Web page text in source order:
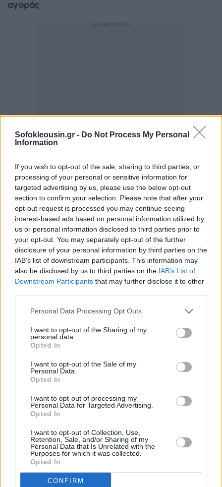
Sofokleousin.gr - Do Not Process My Personal
Information
If you wish to opt-out of the sale, sharing to third parties, or
processing of your personal or sensitive information for
targeted advertising by us, please use the below opt-out
section to confirm your selection. Please note that after your
opt-out request is processed you may continue seeing
interest-based ads based on personal information utilized by
us or personal information disclosed to third parties prior to
your opt-out. You may separately opt-out of the further
disclosure of your personal information by third parties on the
IAB’s list of downstream participants. This information may
also be disclosed by us to third parties on the IAB’s List of
Downstream Participants that may further disclose it to other
Personal Data Processing Opt Outs
I want to opt-out of the Sharing of my
personal data.
Opted In
I want to opt-out of the Sale of my
Personal Data.
Opted In
I want to opt-out of processing my
Personal Data for Targeted Advertising.
Opted In
I want to opt-out of Collection, Use,
Retention, Sale, and/or Sharing of my
Personal Data that Is Unrelated with the
Purposes for which it was collected.
Opted In
CONFIRM
αγοράς
Για το 2026, η Counterpoint προβλέπει
πτώση των
παγκόσμιων αποστολών
καθώς οιαυξανόμενες τιμέςτων chips και των
εξαρτημάτων αναμένεται να περιορίσουν τη ζήτηση.
Η παγκόσμια εφοδιαστική αλυσίδα ηλεκτρονικών
έχει επηρεαστεί από
, καθώς οι κατασκευαστές στρέφονται σε πιο
προηγμένες μνήμες, που προορίζονται για
εφαρμογές τεχνητής νοημοσύνης.